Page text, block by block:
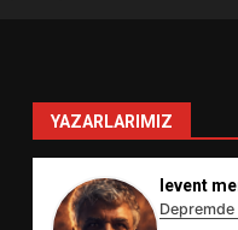
YAZARLARIMIZ
levent
Depremde